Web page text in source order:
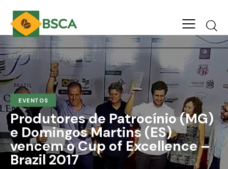
EVENTOS
Produtores de Patrocínio (MG)
e Domingos Martins (ES)
vencem o Cup of Excellence –
Brazil 2017